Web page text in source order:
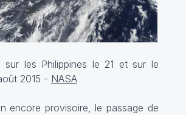
sur les Philippines le 21 et sur le
2015 - NASA
encore provisoire, le passage de